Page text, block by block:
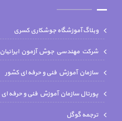
وبلاگ آموزشگاه جوشکاری کسری
شركت مهندسي جوش آزمون ايرانيان
سازمان آموزش فنی و حرفه ای کشور
پورتال سازمان آموزش فنی و حرفه ای
ترجمه گوگل